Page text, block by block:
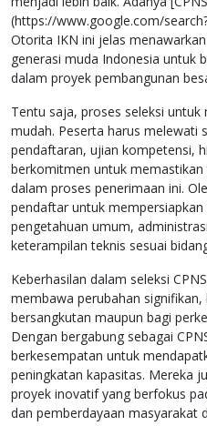
(https://www.google.com/
Otorita IKN ini jelas
generasi muda Indonesia untuk
dalam proyek pembangunan
Tentu saja, proses seleksi untuk
mudah. Peserta harus melewati
pendaftaran, ujian kompetensi,
berkomitmen untuk
dalam proses penerimaan ini.
pendaftar untuk
pengetahuan umum,
keterampilan teknis sesuai
Keberhasilan dalam seleksi
membawa perubahan
bersangkutan maupun bagi
Dengan bergabung sebagai
berkesempatan untuk
peningkatan kapasitas. Mereka
proyek inovatif yang berfokus
dan pemberdayaan masyarakat